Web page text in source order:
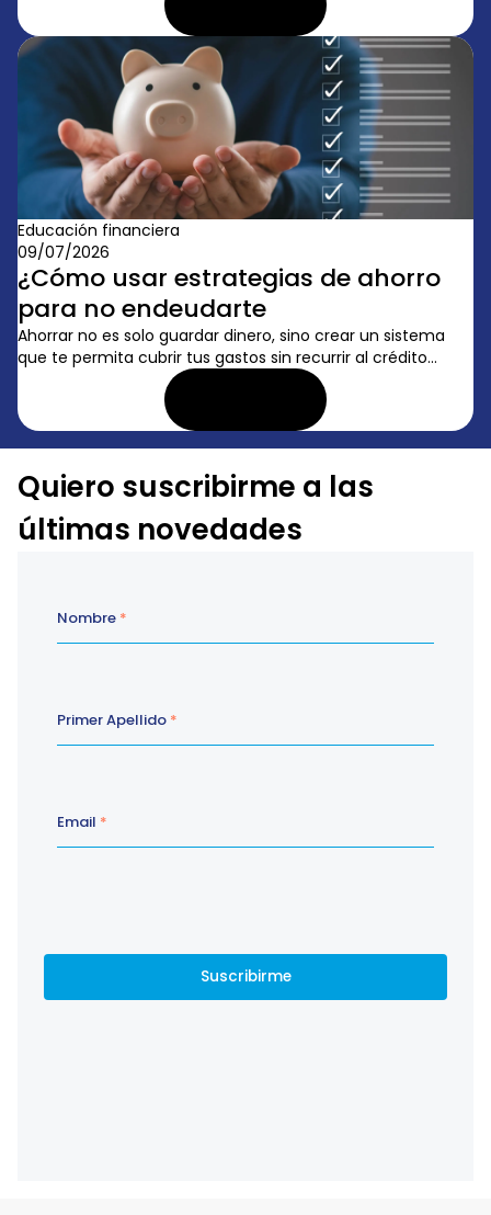
Educación financiera
09/07/2026
¿Cómo usar estrategias de ahorro
para no endeudarte
Ahorrar no es solo guardar dinero, sino crear un sistema
que te permita cubrir tus gastos sin recurrir al crédito...
Quiero suscribirme a las
últimas novedades